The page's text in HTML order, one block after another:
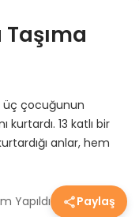
üç çocuğunun
13 katlı bir
anlar, hem
Yapıldı Paylaş